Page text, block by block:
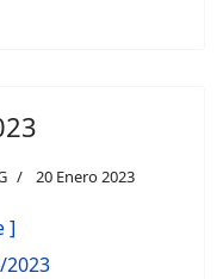
20 Enero 2023
]
2023